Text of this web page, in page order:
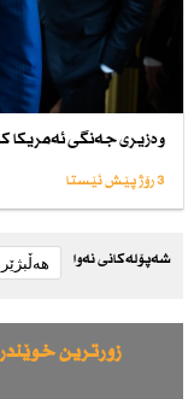
وەزیری جەنگی ئەمریكا
3 رۆژ پێش ئێستا
شەپۆلەکانی نەوا
زۆرترین